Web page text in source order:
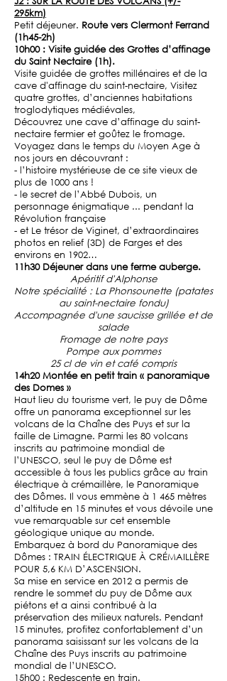
295km)
Petit déjeuner. Route vers Clermont Ferrand
(1h45-2h)
10h00 : Visite guidée des Grottes d’affinage
du Saint Nectaire (1h).
Visite guidée de grottes millénaires et de la
cave d'affinage du saint-nectaire, Visitez
quatre grottes, d’anciennes habitations
troglodytiques médiévales,
Découvrez une cave d’affinage du saint-
nectaire fermier et goûtez le fromage.
Voyagez dans le temps du Moyen Age à
nos jours en découvrant :
- l’histoire mystérieuse de ce site vieux de
plus de 1000 ans !
- le secret de l’Abbé Dubois, un
personnage énigmatique ... pendant la
Révolution française
- et Le trésor de Viginet, d’extraordinaires
photos en relief (3D) de Farges et des
environs en 1902…
11h30 Déjeuner dans une ferme auberge.
Apéritif d'Alphonse
Notre spécialité : La Phonsounette (patates
au saint-nectaire fondu)
Accompagnée d'une saucisse grillée et de
salade
Fromage de notre pays
Pompe aux pommes
25 cl de vin et café compris
14h20 Montée en petit train « panoramique
des Domes »
Haut lieu du tourisme vert, le puy de Dôme
offre un panorama exceptionnel sur les
volcans de la Chaîne des Puys et sur la
faille de Limagne. Parmi les 80 volcans
inscrits au patrimoine mondial de
l’UNESCO, seul le puy de Dôme est
accessible à tous les publics grâce au train
électrique à crémaillère, le Panoramique
des Dômes. Il vous emmène à 1 465 mètres
d’altitude en 15 minutes et vous dévoile une
vue remarquable sur cet ensemble
géologique unique au monde.
Embarquez à bord du Panoramique des
Dômes : TRAIN ÉLECTRIQUE À CRÉMAILLÈRE
POUR 5,6 KM D’ASCENSION.
Sa mise en service en 2012 a permis de
rendre le sommet du puy de Dôme aux
piétons et a ainsi contribué à la
préservation des milieux naturels. Pendant
15 minutes, profitez confortablement d’un
panorama saisissant sur les volcans de la
Chaîne des Puys inscrits au patrimoine
mondial de l’UNESCO.
15h00 : Redescente en train.